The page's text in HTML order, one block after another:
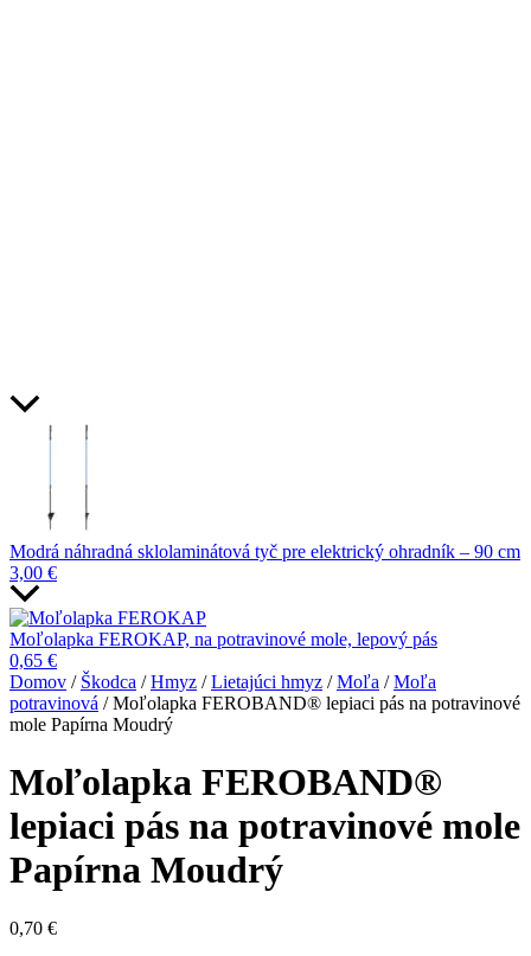
Modrá náhradná sklolaminátová tyč pre elektrický ohradník – 90 cm
3,00 €
Moľolapka FEROKAP, na potravinové mole, lepový pás
0,65 €
Domov / Škodca /Hmyz /Lietajúci hmyz /Moľa /Moľa
potravinová / Moľolapka FEROBAND® lepiaci pás na potravinové
mole Papírna Moudrý
Moľolapka FEROBAND®
lepiaci pás na potravinové mole
Papírna Moudrý
0,70 €